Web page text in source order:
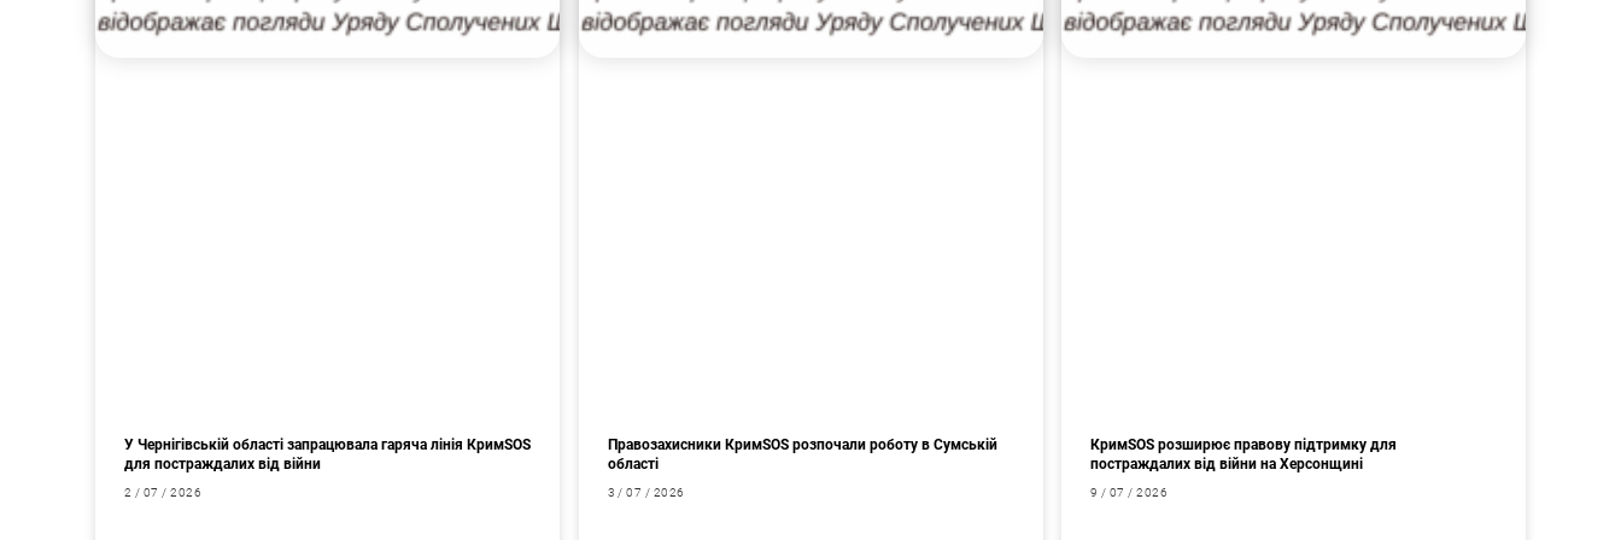
У Чернігівській області запрацювала гаряча лінія КримSOS
для постраждалих від війни
2 / 07 / 2026
Правозахисники КримSOS розпочали роботу в Сумській
області
3 / 07 / 2026
КримSOS розширює правову підтримку для
постраждалих від війни на Херсонщині
9 / 07 / 2026